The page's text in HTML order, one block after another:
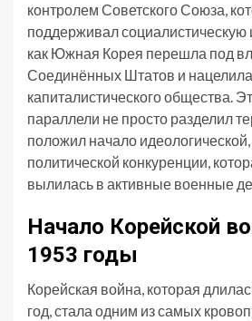
контролем Советского Союза,
поддерживал социалистическую
как Южная Корея перешла под
Соединённых Штатов и
капиталистического общества.
параллели не просто разделил
положил начало
политической конкуренции,
вылилась в активные военные
Начало Корейской
1953 годы
Корейская война, которая
год, стала одним из самых